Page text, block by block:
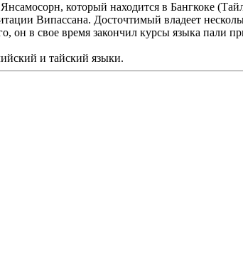
который находится в Бангкоке
Випассана. Досточтимый владеет
он в свое время закончил курсы языка пали
и тайский языки.